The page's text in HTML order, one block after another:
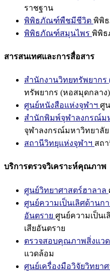
ราชฐาน
พิพิธภัณฑ์พืชมีชีวิต พิพิ
พิพิธภัณฑ์สมุนไพร พิพิธ
สารสนเทศและการสื่อสาร
สำนักงานวิทยทรัพยากร
ทรัพยากร (หอสมุดกลาง)
ศูนย์หนังสือแห่งจุฬาฯ ศู
สำนักพิมพ์จุฬาลงกรณ์ม
จุฬาลงกรณ์มหาวิทยาลัย
สถานีวิทยุแห่งจุฬาฯ สถ
บริการตรวจวิเคราะห์คุณภาพ
ศูนย์วิทยาศาสตร์ฮาลาล
ศูนย์ความเป็นเลิศด้านก
อันตราย ศูนย์ความเป็นเ
เสียอันตราย
ตรวจสอบคุณภาพสิ่งแว
แวดล้อม
ศูนย์เครื่องมือวิจัยวิทยา